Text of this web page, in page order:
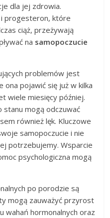
dla jej zdrowia.
progesteron, które
ciąż, przeżywają
na samopoczucie
problemów jest
ona pojawić się już w kilka
wiele miesięcy później.
mogą odczuwać
również lęk. Kluczowe
samopoczucie i nie
potrzebujemy. Wsparcie
psychologiczna mogą
po porodzie są
mogą zauważyć przyrost
wahań hormonalnych oraz